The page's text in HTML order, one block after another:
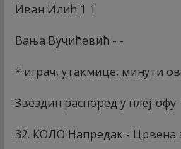
Иван Илић 1 1
Вања Вучићевић - -
* играч, утакмице, минути
Звездин распоред у плеј-офу
32. КОЛО Напредак - Црвена